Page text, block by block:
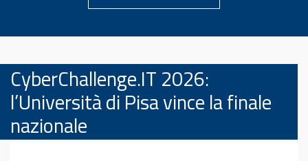
CyberChallenge.IT 2026:
l’Università di Pisa vince la finale
nazionale